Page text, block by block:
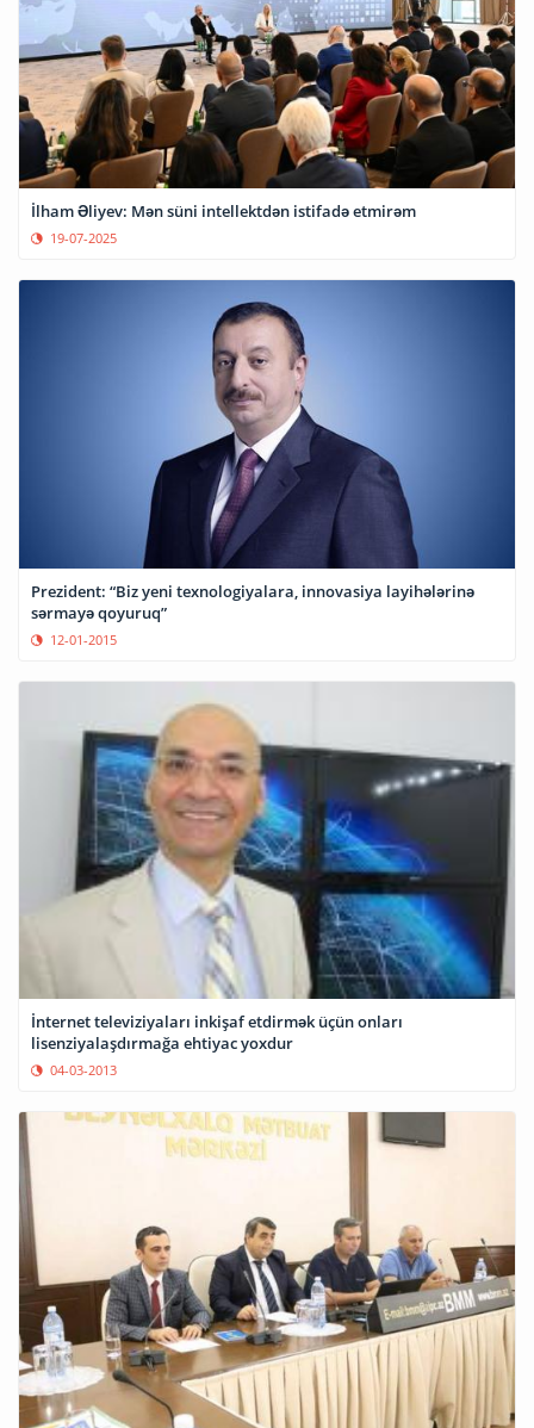
İlham Əliyev: Mən süni intellektdən istifadə etmirəm
19-07-2025
Prezident: “Biz yeni texnologiyalara, innovasiya layihələrinə
sərmayə qoyuruq”
12-01-2015
İnternet televiziyaları inkişaf etdirmək üçün onları
lisenziyalaşdırmağa ehtiyac yoxdur
04-03-2013